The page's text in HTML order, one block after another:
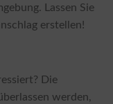
Lassen Sie
erstellen!
Die
werden,